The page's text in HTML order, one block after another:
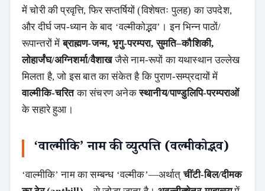
में चोरी की प्रवृत्ति, फिर सप्तर्षियों (विशेषतः पुलह) का उपदेश,
और दीर्घ जप-ध्यान के बाद ‘वल्मीकोद्भव’। इन भिन्न पाठों/
रूपान्तरों मेंब्राह्मण-जन्म, भृगु-परम्परा, सुमति–कौशिकी,
लोहार्जंघ/अग्निशर्मा/वैशाखजैसे नाम-रूपों का यथास्थान उल्लेख
मिलता है, जो इस बात का संकेत है कि पुराण-सम्प्रदायों में
वाल्मीकि-चरितका संचरण अनेकस्थानीय/पाण्डुलिपि-परम्पराओं
के सहारे हुआ।
‘वाल्मीकि’ नाम की व्युत्पत्ति (वल्मीकोद्भव)
‘वाल्मीकि’ नाम का सम्बन्ध ‘वल्मीक’—अर्थात्चींटी-बिल/दीमक